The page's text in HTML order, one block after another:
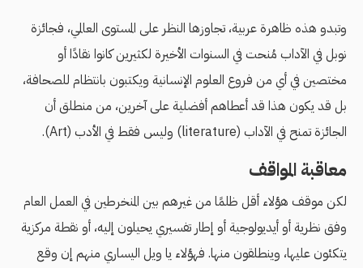
وتبدو هذه ظاهرة عربية، تجاوزها النظر على المستوى العالمي، فجائزة
نوبل في الآداب مُنحت في السنوات الأخيرة لكثيرين كانوا نقادًا أو
مختصين في أي من فروع العلوم الإنسانية ويكتبون بانتظام للصحافة،
بل قد يكون هذا قد أعطاهم أفضلية على آخرين، من منطلق أن
الجائزة تمنح في الآداب (literature) وليس فقط في الأدب (Art).
معاقبة المواقف
لكن موقف هؤلاء أقل ظلمًا من غيرهم بين المنخرطين في العمل العام
وفق نظرية أو أيديولوجية أو إطار تفسيري يحيلون إليه، أو نقطة مركزية
يتكئون عليها، وينطلقون منها. فهؤلاء يا ويل اليساري منهم إن وقع